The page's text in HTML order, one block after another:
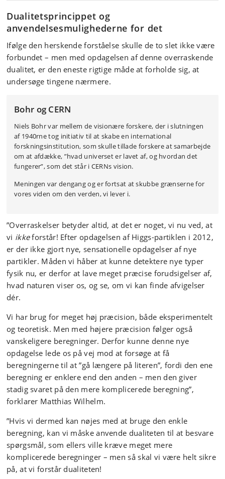
Dualitetsprincippet og
anvendelsesmulighederne for det
Ifølge den herskende forståelse skulle de to slet ikke være
forbundet – men med opdagelsen af denne overraskende
dualitet, er den eneste rigtige måde at forholde sig, at
undersøge tingene nærmere.
Bohr og CERN
Niels Bohr var mellem de visionære forskere, der i slutningen
af 1940rne tog initiativ til at skabe en international
forskningsinstitution, som skulle tillade forskere at samarbejde
om at afdække, ”hvad universet er lavet af, og hvordan det
fungerer”, som det står i CERNs vision.
Meningen var dengang og er fortsat at skubbe grænserne for
vores viden om den verden, vi lever i.
”Overraskelser betyder altid, at det er noget, vi nu ved, at
vi ikkeforstår! Efter opdagelsen af Higgs-partiklen i 2012,
er der ikke gjort nye, sensationelle opdagelser af nye
partikler. Måden vi håber at kunne detektere nye typer
fysik nu, er derfor at lave meget præcise forudsigelser af,
hvad naturen viser os, og se, om vi kan finde afvigelser
dér.
Vi har brug for meget høj præcision, både eksperimentelt
og teoretisk. Men med højere præcision følger også
vanskeligere beregninger. Derfor kunne denne nye
opdagelse lede os på vej mod at forsøge at få
beregningerne til at ”gå længere på literen”, fordi den ene
beregning er enklere end den anden – men den giver
stadig svaret på den mere komplicerede beregning”,
forklarer Matthias Wilhelm.
”Hvis vi dermed kan nøjes med at bruge den enkle
beregning, kan vi måske anvende dualiteten til at besvare
spørgsmål, som ellers ville kræve meget mere
komplicerede beregninger – men så skal vi være helt sikre
på, at vi forstår dualiteten!